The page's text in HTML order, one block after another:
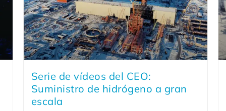
Serie de vídeos del CEO:
Suministro de hidrógeno a gran
escala